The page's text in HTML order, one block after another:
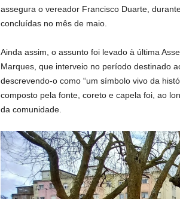
assegura o vereador Francisco Duarte,
concluídas no mês de maio.
Ainda assim, o assunto foi levado à última
Marques, que interveio no período destinado
descrevendo-o como “um símbolo vivo da
composto pela fonte, coreto e capela foi, ao
da comunidade.